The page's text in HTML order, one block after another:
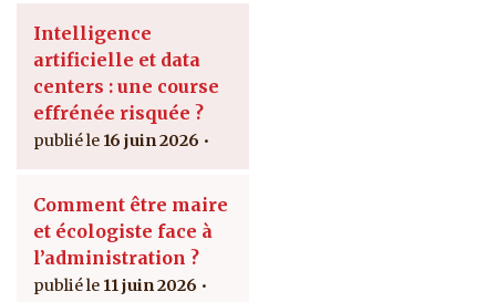
Intelligence
artificielle et data
centers : une course
effrénée risquée ?
16 juin 2026
Comment être maire
et écologiste face à
l’administration ?
11 juin 2026